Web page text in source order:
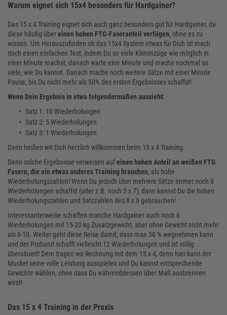
Warum eignet sich 15x4 besonders für Hardgainer?
Das 15 x 4 Training eignet sich auch ganz besonders gut für Hardgainer, da
diese häufig übereinen hohen FTG-Faseranteil verfügen, ohne es zu
wissen. Um Herauszufinden ob das 15x4 System etwas für Dich ist mach
doch einen einfachen Test, indem Du so viele Klimmzüge wie möglich in
einer Minute machst, danach warte eine Minute und mache nochmal so
viele, wie Du kannst. Danach mache noch weitere Sätze mit einer Minute
Pause, bis Du nicht mehr als 50% des ersten Ergebnisses schaffst!
Wenn Dein Ergebnis in etwa folgendermaßen aussieht:
Satz 1: 10 Wiederholungen
Satz 2: 5 Wiederholungen
Satz 3: 1 Wiederholungen
Dann heißen wir Dich herzlich willkommen beim 15 x 4 Training.
Denn solche Ergebnisse verweisen aufeinen hohen Anteil an weißen FTG
Fasern, die ein etwas anderes Training brauchen, als hohe
Wiederholungszahlen! Wenn Du jedoch über mehrere Sätze immer noch 8
Wiederholungen schaffst (oder z.B. noch 3 x 7), dann kannst Du die hohen
Wiederholungszahlen und Satzzahlen des 8 x 8 gebrauchen!
Interessanterweise schaffen manche Hardgainer auch noch 6
Wiederholungen mit 15-20 kg Zusatzgewicht, aber ohne Gewicht nicht mehr
als 8-10. Weiter geht diese Reise damit, dass man 30 % wegnehmen kann
und der Proband schafft vielleicht 12 Wiederholungen und ist völlig
übersäuert! Dem tragen wir Rechnung mit dem 15 x 4, denn hier kann der
Muskel seine volle Leistung ausspielen und Du kannst entsprechende
Gewichte wählen, ohne dass Du währenddessen über Maß ausbrennen
wirst!
Das 15 x 4 Training in der Praxis